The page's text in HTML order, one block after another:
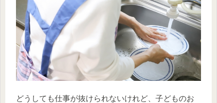
どうしても仕事が抜けられないけれど、子どものお